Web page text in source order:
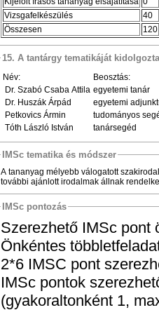
Vizsgafelkészülés
40
Összesen
120
15. A tantárgy tematikáját kidolgozta
Név:
Beosztás:
Dr. Szabó Csaba Attila egyetemi tanár
Dr. Huszák Árpád
egyetemi
Petkovics Ármin
tudományos
Tóth László István
tanársegéd
IMSc tematika és módszer
A tananyag mélyebb válogatott
további ajánlott irodalmak állnak
IMSc pontozás
Szerezhető IMSc pont
Önkéntes
2*6 IMSC pont
IMSc pontok
(gyakoraltonként 1,